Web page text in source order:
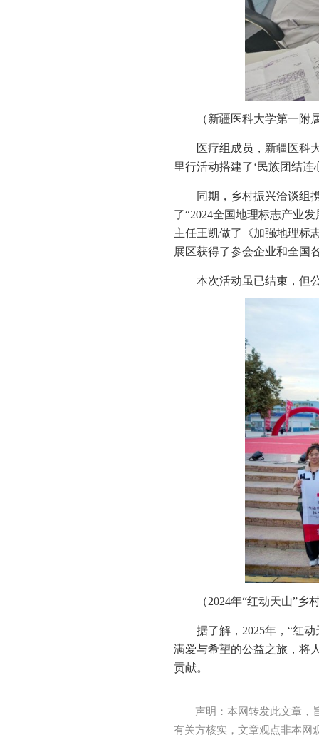
（新疆医科大学第一
医疗组成员，新疆医科
里行活动搭建了‘民族团结
同期，乡村振兴洽谈组
了“2024全国地理标志产业
主任王凯做了《加强地理标
展区获得了参会企业和全国
本次活动虽已结束，但
（2024年“红动天山”
据了解，2025年，“红
满爱与希望的公益之旅，将
贡献。
声明：本网转发此文章，
有关方核实，文章观点非本网